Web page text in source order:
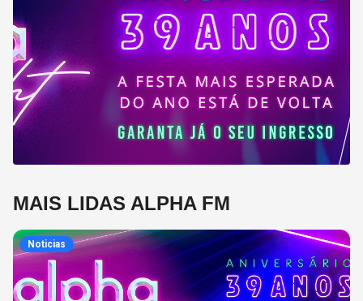
MAIS LIDAS ALPHA FM
Noticias